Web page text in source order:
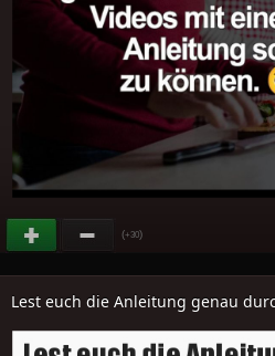
(+30)
Lest euch die Anleitung genau